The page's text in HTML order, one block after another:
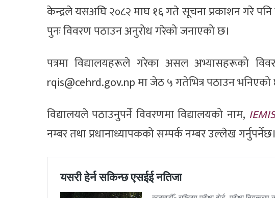
केन्द्रले यसअघि २०८२ माघ १६ गते सूचना प्रकाशन गरे पनि
पुनः विवरण पठाउन अनुरोध गरेको जनाएको छ।
पत्रमा विद्यालयहरूले गरेका असल अभ्यासहरूको
rqis@cehrd.gov.npमा जेठ ५ गतेभित्र पठाउन भनिएको
विद्यालयले पठाउनुपर्ने विवरणमा विद्यालयको नाम,
नम्बर तथा प्रधानाध्यापकको सम्पर्क नम्बर उल्लेख गर्नुपर्नेछ।